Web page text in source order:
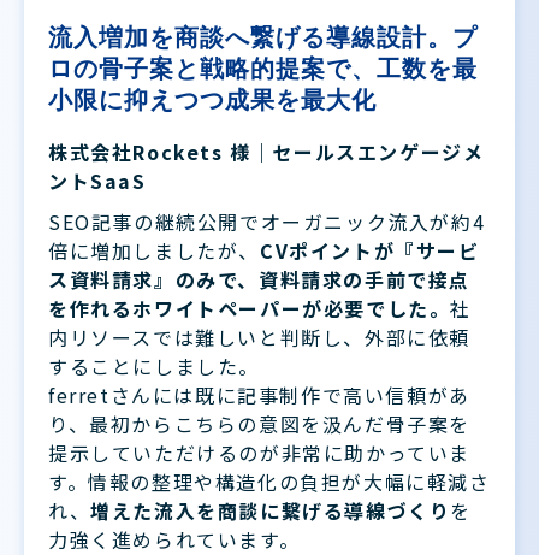
流入増加を商談へ繋げる導線設計。プ
ロの骨子案と戦略的提案で、工数を最
小限に抑えつつ成果を最大化
株式会社Rockets 様｜セールスエンゲージメ
ントSaaS
SEO記事の継続公開でオーガニック流入が約4
倍に増加しましたが、 CVポイントが『サービ
ス資料請求』のみで、資料請求の手前で接点
を作れるホワイトペーパーが必要でした。社
内リソースでは難しいと判断し、外部に依頼
することにしました。
ferretさんには既に記事制作で高い信頼があ
り、最初からこちらの意図を汲んだ骨子案を
提示していただけるのが非常に助かっていま
す。情報の整理や構造化の負担が大幅に軽減さ
れ、増えた流入を商談に繋げる導線づくり を
力強く進められています。